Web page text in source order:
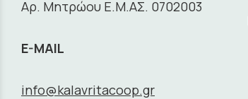
Αρ. Μητρώου Ε.Μ.ΑΣ. 0702003
E-MAIL
info@kalavritacoop.gr